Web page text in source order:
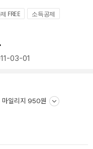
FREE
소득공제
03-01
마일리지 950원